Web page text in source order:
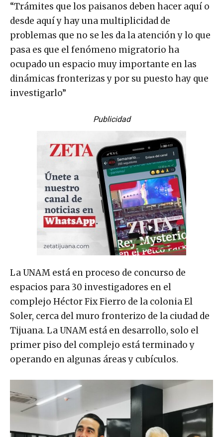
“Trámites que los paisanos deben hacer aquí o
desde aquí y hay una multiplicidad de
problemas que no se les da la atención y lo que
pasa es que el fenómeno migratorio ha
ocupado un espacio muy importante en las
dinámicas fronterizas y por su puesto hay que
investigarlo”
Publicidad
La UNAM está en proceso de concurso de
espacios para 30 investigadores en el
complejo Héctor Fix Fierro de la colonia El
Soler, cerca del muro fronterizo de la ciudad de
Tijuana. La UNAM está en desarrollo, solo el
primer piso del complejo está terminado y
operando en algunas áreas y cubículos.